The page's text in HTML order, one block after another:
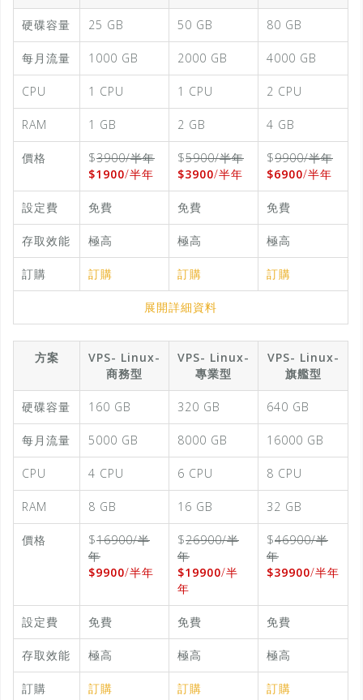
硬碟容量 25 GB 50 GB 80 GB
每月流量 1000 GB 2000 GB 4000 GB
CPU 1 CPU 1 CPU 2 CPU
RAM 1 GB 2 GB 4 GB
價格 $3900/半年
$1900/半年
$5900/半年
$3900/半年
$9900/半年
$6900/半年
設定費 免費 免費 免費
存取效能 極高 極高 極高
訂購 訂購 訂購 訂購
展開詳細資料
方案
VPS- Linux-
商務型
VPS- Linux-
專業型
VPS- Linux-
旗艦型
硬碟容量 160 GB 320 GB 640 GB
每月流量 5000 GB 8000 GB 16000 GB
CPU 4 CPU 6 CPU 8 CPU
RAM 8 GB 16 GB 32 GB
價格 $16900/半
年
$9900/半年
$26900/半
年
$19900/半
年
$46900/半
年
$39900/半年
設定費 免費 免費 免費
存取效能 極高 極高 極高
訂購 訂購 訂購 訂購